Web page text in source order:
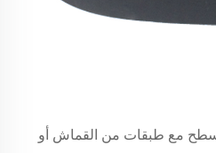
مع طبقات من القماش أو